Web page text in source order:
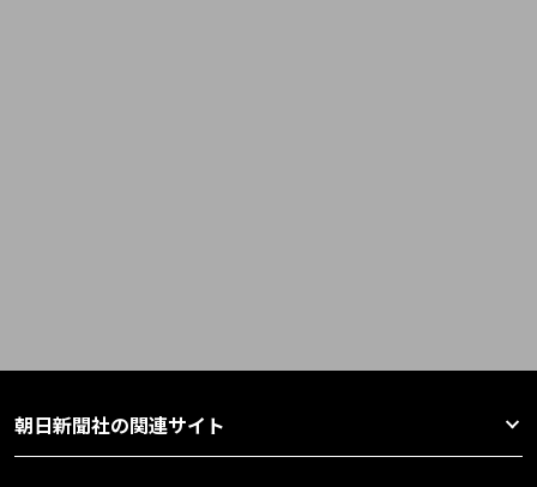
朝日新聞社の関連サイト